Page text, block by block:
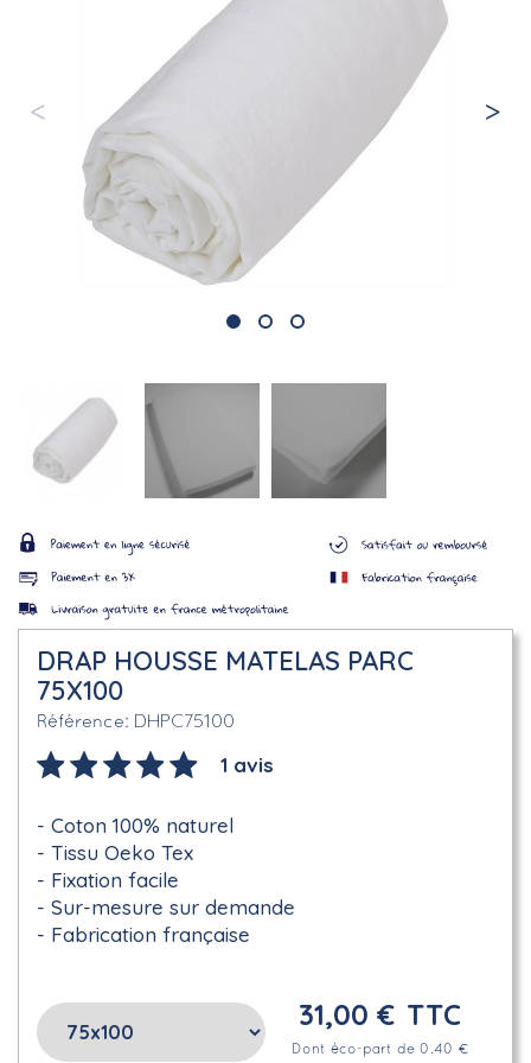
DRAP HOUSSE MATELAS PARC
75X100
Référence DHPC75100
1 avis
Coton 100% naturel
Tissu Oeko Tex
Fixation facile
Sur-mesure sur demande
Fabrication française
31,00 € TTC
Dont éco-part de 0.40 €